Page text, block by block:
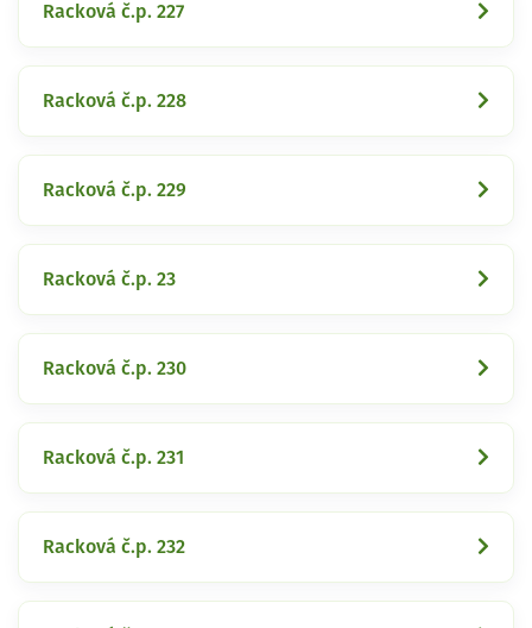
Racková č.p. 227
Racková č.p. 228
Racková č.p. 229
Racková č.p. 23
Racková č.p. 230
Racková č.p. 231
Racková č.p. 232